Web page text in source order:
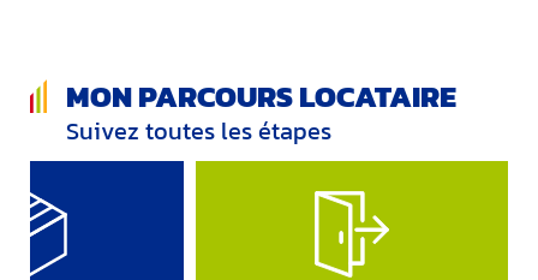
MON PARCOURS LOCATAIRE
Suivez toutes les étapes